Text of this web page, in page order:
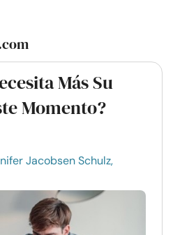
Más Su
Momento?
Jacobsen Schulz,